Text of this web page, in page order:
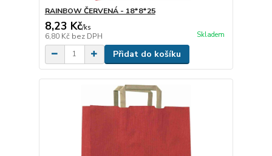
RAINBOW ČERVENÁ - 18*8*25
8,23 Kč/ks
6,80 Kč bez DPH Skladem
Přidat do košíku